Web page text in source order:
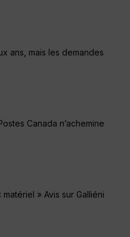
ans, mais les demandes
Canada n’achemine
» Avis sur Galliéni